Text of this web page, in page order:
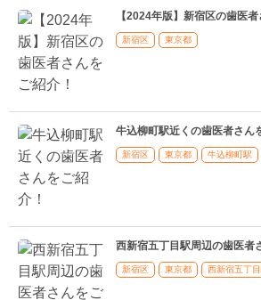
【2024年版】新宿区の歯医者
新宿区 東京都
牛込柳町駅近くの歯医者さん
新宿区 東京都 牛込柳町駅
西新宿五丁目駅周辺の歯医者
新宿区 東京都 西新宿五丁